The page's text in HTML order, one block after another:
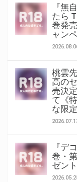
『無
たら
巻発
ャン
桃雲
高の
売決
て《
な限
『デ
巻・
ゼン